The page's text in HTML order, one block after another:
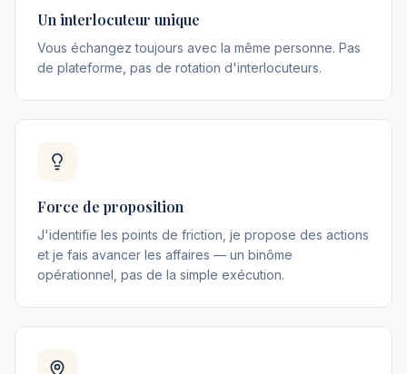
Un interlocuteur unique
Vous échangez toujours avec la même personne. Pas
de plateforme, pas de rotation d'interlocuteurs.
Force de proposition
J'identifie les points de friction, je propose des actions
et je fais avancer les affaires — un binôme
opérationnel, pas de la simple exécution.